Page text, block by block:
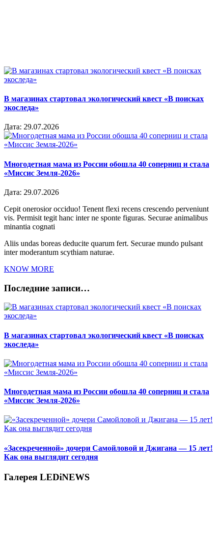
В магазинах стартовал экологический квест «В поисках
экоследа»
Дата: 29.07.2026
Многодетная мама из России обошла 40 соперниц и стала
«Миссис Земля-2026»
Дата: 29.07.2026
Cepit onerosior occiduo! Tenent flexi recens crescendo perveniunt
vis. Permisit tegit hanc inter ne sponte figuras. Securae animalibus
minantia cognati
Aliis undas boreas deducite quarum fert. Securae mundo pulsant
inter moderantum scythiam naturae.
KNOW MORE
Последние записи…
В магазинах стартовал экологический квест «В поисках
экоследа»
Многодетная мама из России обошла 40 соперниц и стала
«Миссис Земля-2026»
«Засекреченной» дочери Самойловой и Джигана — 15 лет!
Как она выглядит сегодня
Галерея LEDiNEWS